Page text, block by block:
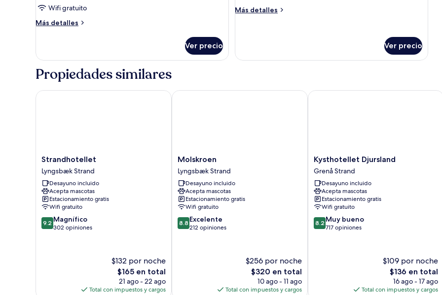
Wifi gratuito
Más detalles
Más
Ocean
Ver precio
Más detalles
Más
Suite
Ver precio
Propiedades similares
Strandhotellet
Lyngsbæk
Strand
Strandhotellet
Lyngsbæk Strand
Desayuno incluido
Acepta mascotas
Estacionamiento gratis
Wifi gratuito
9.2
de
9.2 Magnífico
302 opiniones
$132 por noche
El
precio
actual
$165 en total
21 ago - 22 ago
Total con impuestos y cargos
Strandhotellet
Molskroen
Lyngsbæk
Strand
Molskroen
Lyngsbæk Strand
Desayuno incluido
Acepta mascotas
Estacionamiento gratis
Wifi gratuito
8.8
de
8.8 Excelente
212 opiniones
$256 por noche
El
precio
actual
$320 en total
10 ago - 11 ago
Total con impuestos y cargos
Molskroen
Kysthotellet
Djursland
Grenå
Strand
Kysthotellet Djursland
Grenå Strand
Desayuno incluido
Acepta mascotas
Estacionamiento gratis
Wifi gratuito
8.2
de
8.2 Muy bueno
717 opiniones
$109 por noche
El
precio
actual
$136 en total
16 ago - 17 ago
Total con impuestos y cargos
Kysthotellet Djursland